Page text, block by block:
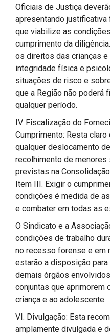
Oficiais de Justiça
apresentando
que viabilize as
cumprimento da
os direitos das crianças
integridade física e
situações de risco e
que a Região não poderá
qualquer período.
IV. Fiscalização do
Cumprimento: Resta
qualquer deslocamento
recolhimento de
previstas na
Item III. Exigir o
condições é medida de
e combater em todas as
O Sindicato e a
condições de trabalho
no recesso forense e em
estarão a disposição
demais órgãos
conjuntas que aprimorem
criança e ao adolescente.
VI. Divulgação: Esta
amplamente divulgada e